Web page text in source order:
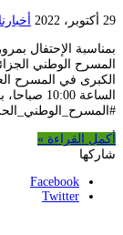
29 أكتوبر، 2022 أخبارنا
المسرح الوطني
الساعة
أكمل القراءة »
شاركها
Facebook
Twitter